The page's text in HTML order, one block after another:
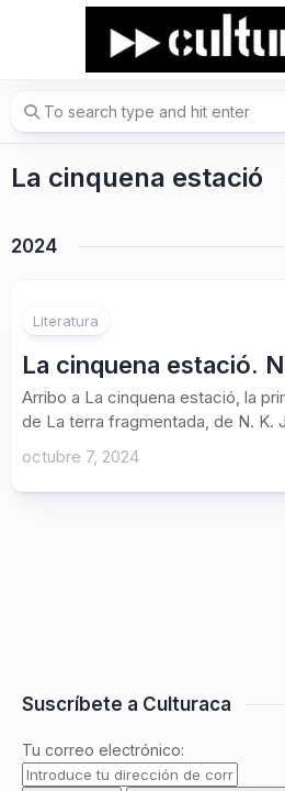
La cinquena estació
2024
Literatura
La cinquena estació.
Arribo a La cinquena estació, la
de La terra fragmentada, de N. K.
octubre 7, 2024
Suscríbete a Culturaca
Tu correo electrónico: